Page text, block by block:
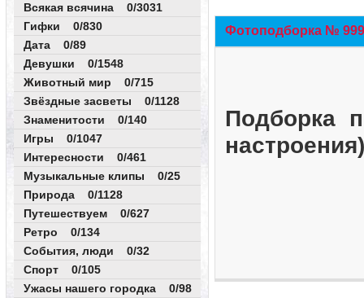
Всякая всячина 0/3031
Гифки 0/830
Дата 0/89
Девушки 0/1548
Животный мир 0/715
Звёздные засветы 0/1128
Знаменитости 0/140
Игры 0/1047
Интересности 0/461
Музыкальные клипы 0/25
Природа 0/1128
Путешествуем 0/627
Ретро 0/134
События, люди 0/32
Спорт 0/105
Ужасы нашего городка 0/98
Фотоподборка №
Подборка